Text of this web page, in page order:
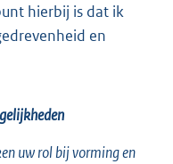
hierbij is dat ik
en
uw rol bij vorming en